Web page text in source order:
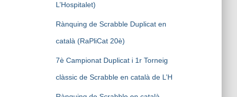
L’Hospitalet)
Rànquing de Scrabble Duplicat en
català (RaPliCat 20è)
7è Campionat Duplicat i 1r Torneig
clàssic de Scrabble en català de L’H